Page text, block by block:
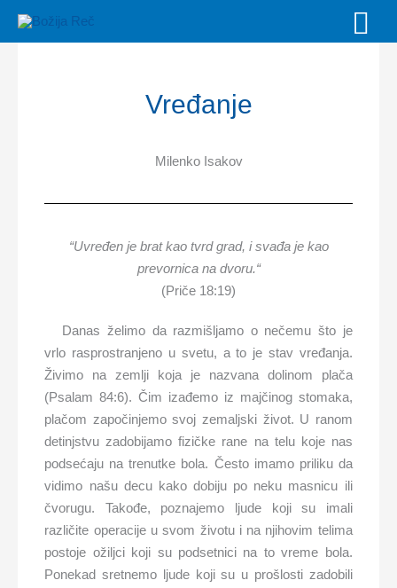
Vređanje
Milenko Isakov
“Uvređen je brat kao tvrd grad, i svađa je kao
prevornica na dvoru.“
(Priče 18:19)
Danas želimo da razmišljamo o nečemu što je
vrlo rasprostranjeno u svetu, a to je stav vređanja.
Živimo na zemlji koja je nazvana dolinom plača
(Psalam 84:6). Čim izađemo iz majčinog stomaka,
plačom započinjemo svoj zemaljski život. U ranom
detinjstvu zadobijamo fizičke rane na telu koje nas
podsećaju na trenutke bola. Često imamo priliku da
vidimo našu decu kako dobiju po neku masnicu ili
čvorugu. Takođe, poznajemo ljude koji su imali
različite operacije u svom životu i na njihovim telima
postoje ožiljci koji su podsetnici na to vreme bola.
Ponekad sretnemo ljude koji su u prošlosti zadobili